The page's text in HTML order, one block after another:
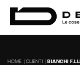
UX/UI Design
HOME CLIENTI BIANCHI F.LLI